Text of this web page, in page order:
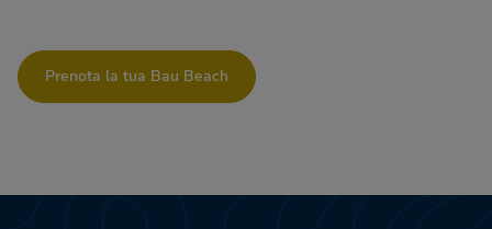
Prenota la tua Bau Beach